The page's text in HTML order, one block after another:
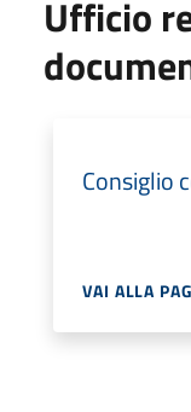
Ufficio
Consiglio
VAI ALLA